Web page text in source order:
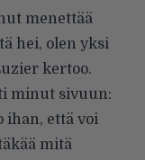
menettää
hei, olen yksi
kertoo.
minut sivuun:
ihan, että voi
mitä